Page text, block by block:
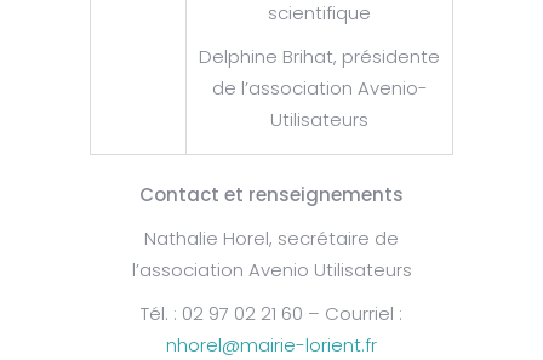
scientifique
Delphine Brihat, présidente
de l’association Avenio-
Utilisateurs
Contact et renseignements
Nathalie Horel, secrétaire de
l’association Avenio Utilisateurs
Tél. : 02 97 02 21 60 – Courriel :
nhorel@mairie-lorient.fr